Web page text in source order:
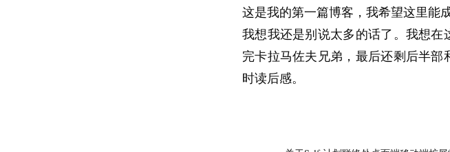
这是我的第一篇博客，我希望这里能
我想我还是别说太多的话了。我想
完卡拉马佐夫兄弟，最后还剩后半
时读后感。